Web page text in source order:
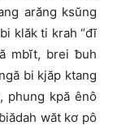
arăng ksŭng
klăk ti krah “đĭ
mbĭt, brei ƀuh
bi kjăp ktang
phung kpă ênô
wăt kơ pô